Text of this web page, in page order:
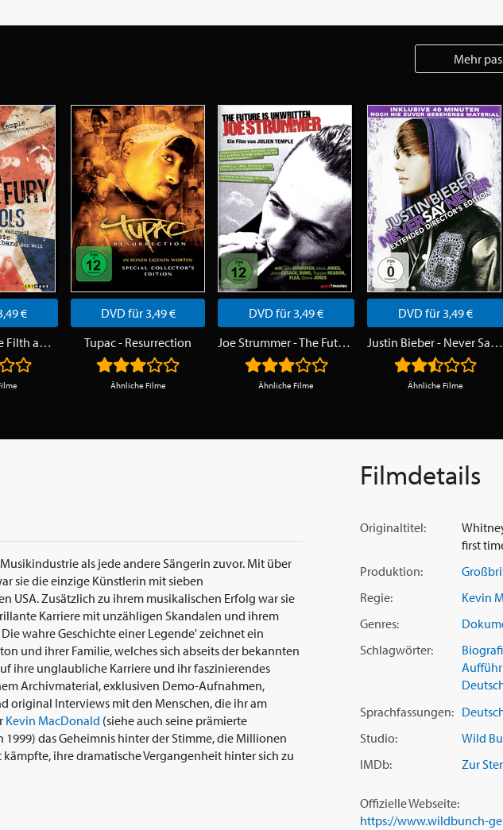
Mehr
€
Sex Pistols - The Filth and the Fury
DVD für 3,49 €
Tupac - Resurrection
Ähnliche Filme
DVD für 3,49 €
Joe Strummer - The Future Is Unwritten
Ähnliche Filme
DVD für 3,49 €
Justin Bieber - Never Say Never
Ähnliche Filme
als jede andere Sängerin zuvor. Mit über
sie die einzige Künstlerin mit sieben
USA. Zusätzlich zu ihrem musikalischen Erfolg war sie
Karriere mit unzähligen Skandalen und ihrem
wahre Geschichte einer Legende' zeichnet ein
und ihrer Familie, welches sich abseits der bekannten
ihre unglaubliche Karriere und ihr faszinierendes
Archivmaterial, exklusiven Demo-Aufnahmen,
original Interviews mit den Menschen, die ihr am
Kevin MacDonald (siehe auch seine prämierte
das Geheimnis hinter der Stimme, die Millionen
ihre dramatische Vergangenheit hinter sich zu
Filmdetails
Originaltitel:
first
Produktion:
Regie:
Kevin
Genres:
Schlagwörter:
Sprachfassungen:
Studio:
Wild
IMDb:
Zur
Offizielle Webseite: